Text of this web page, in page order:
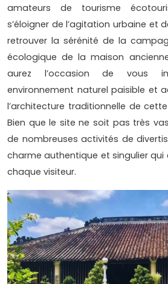
amateurs de tourisme
s’éloigner de l’agitation urbaine et
retrouver la sérénité de la
écologique de la maison
aurez l’occasion de vous
environnement naturel paisible et
l’architecture traditionnelle de
Bien que le site ne soit pas très
de nombreuses activités de
charme authentique et singulier
chaque visiteur.